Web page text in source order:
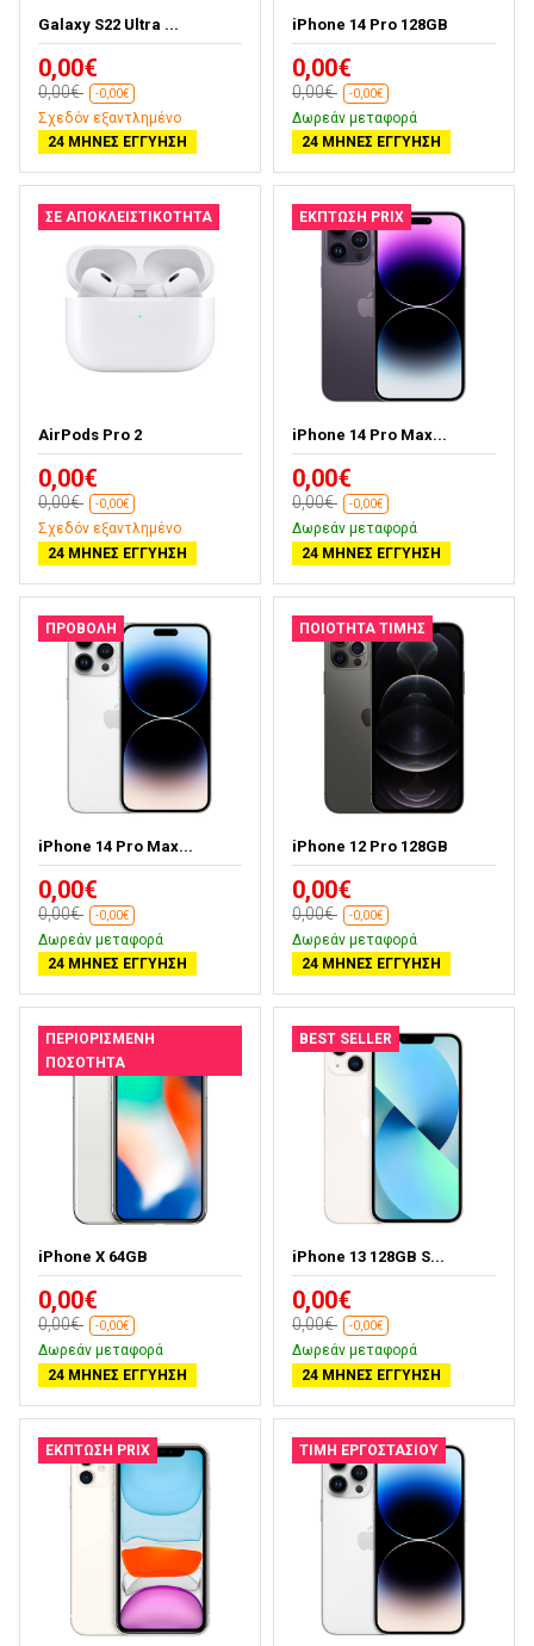
Galaxy S22 Ultra ...
0,00€
0,00€ -0,00€
Σχεδόν εξαντλημένο
24 ΜΉΝΕΣ ΕΓΓΎΗΣΗ
iPhone 14 Pro 128GB
0,00€
0,00€ -0,00€
Δωρεάν μεταφορά
24 ΜΉΝΕΣ ΕΓΓΎΗΣΗ
ΣΕ ΑΠΟΚΛΕΙΣΤΙΚΌΤΗΤΑ
AirPods Pro 2
0,00€
0,00€ -0,00€
Σχεδόν εξαντλημένο
24 ΜΉΝΕΣ ΕΓΓΎΗΣΗ
ΈΚΠΤΩΣΗ PRIX
iPhone 14 Pro Max...
0,00€
0,00€ -0,00€
Δωρεάν μεταφορά
24 ΜΉΝΕΣ ΕΓΓΎΗΣΗ
ΠΡΟΒΟΛΉ
iPhone 14 Pro Max...
0,00€
0,00€ -0,00€
Δωρεάν μεταφορά
24 ΜΉΝΕΣ ΕΓΓΎΗΣΗ
ΠΟΙΌΤΗΤΑ ΤΙΜΉΣ
iPhone 12 Pro 128GB
0,00€
0,00€ -0,00€
Δωρεάν μεταφορά
24 ΜΉΝΕΣ ΕΓΓΎΗΣΗ
ΠΕΡΙΟΡΙΣΜΈΝΗ
ΠΟΣΌΤΗΤΑ
iPhone X 64GB
0,00€
0,00€ -0,00€
Δωρεάν μεταφορά
24 ΜΉΝΕΣ ΕΓΓΎΗΣΗ
BEST SELLER
iPhone 13 128GB S...
0,00€
0,00€ -0,00€
Δωρεάν μεταφορά
24 ΜΉΝΕΣ ΕΓΓΎΗΣΗ
ΈΚΠΤΩΣΗ PRIX ΤΙΜΉ ΕΡΓΟΣΤΑΣΊΟΥ